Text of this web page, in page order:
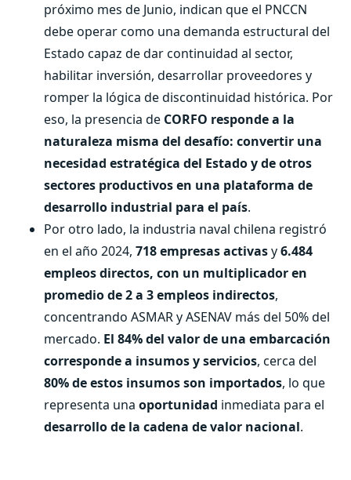
próximo mes de Junio, indican que el PNCCN
debe operar como una demanda estructural del
Estado capaz de dar continuidad al sector,
habilitar inversión, desarrollar proveedores y
romper la lógica de discontinuidad histórica. Por
eso, la presencia de CORFO responde a la
naturaleza misma del desafío: convertir una
necesidad estratégica del Estado y de otros
sectores productivos en una plataforma de
desarrollo industrial para el país.
Por otro lado, la industria naval chilena registró
en el año 2024, 718 empresas activasy6.484
empleos directos, con un multiplicador en
promedio de 2 a 3 empleos indirectos,
concentrando ASMAR y ASENAV más del 50% del
mercado. El 84% del valor de una embarcación
corresponde a insumos y servicios, cerca del
80% de estos insumos son importados, lo que
representa una oportunidad inmediata para el
desarrollo de la cadena de valor nacional.